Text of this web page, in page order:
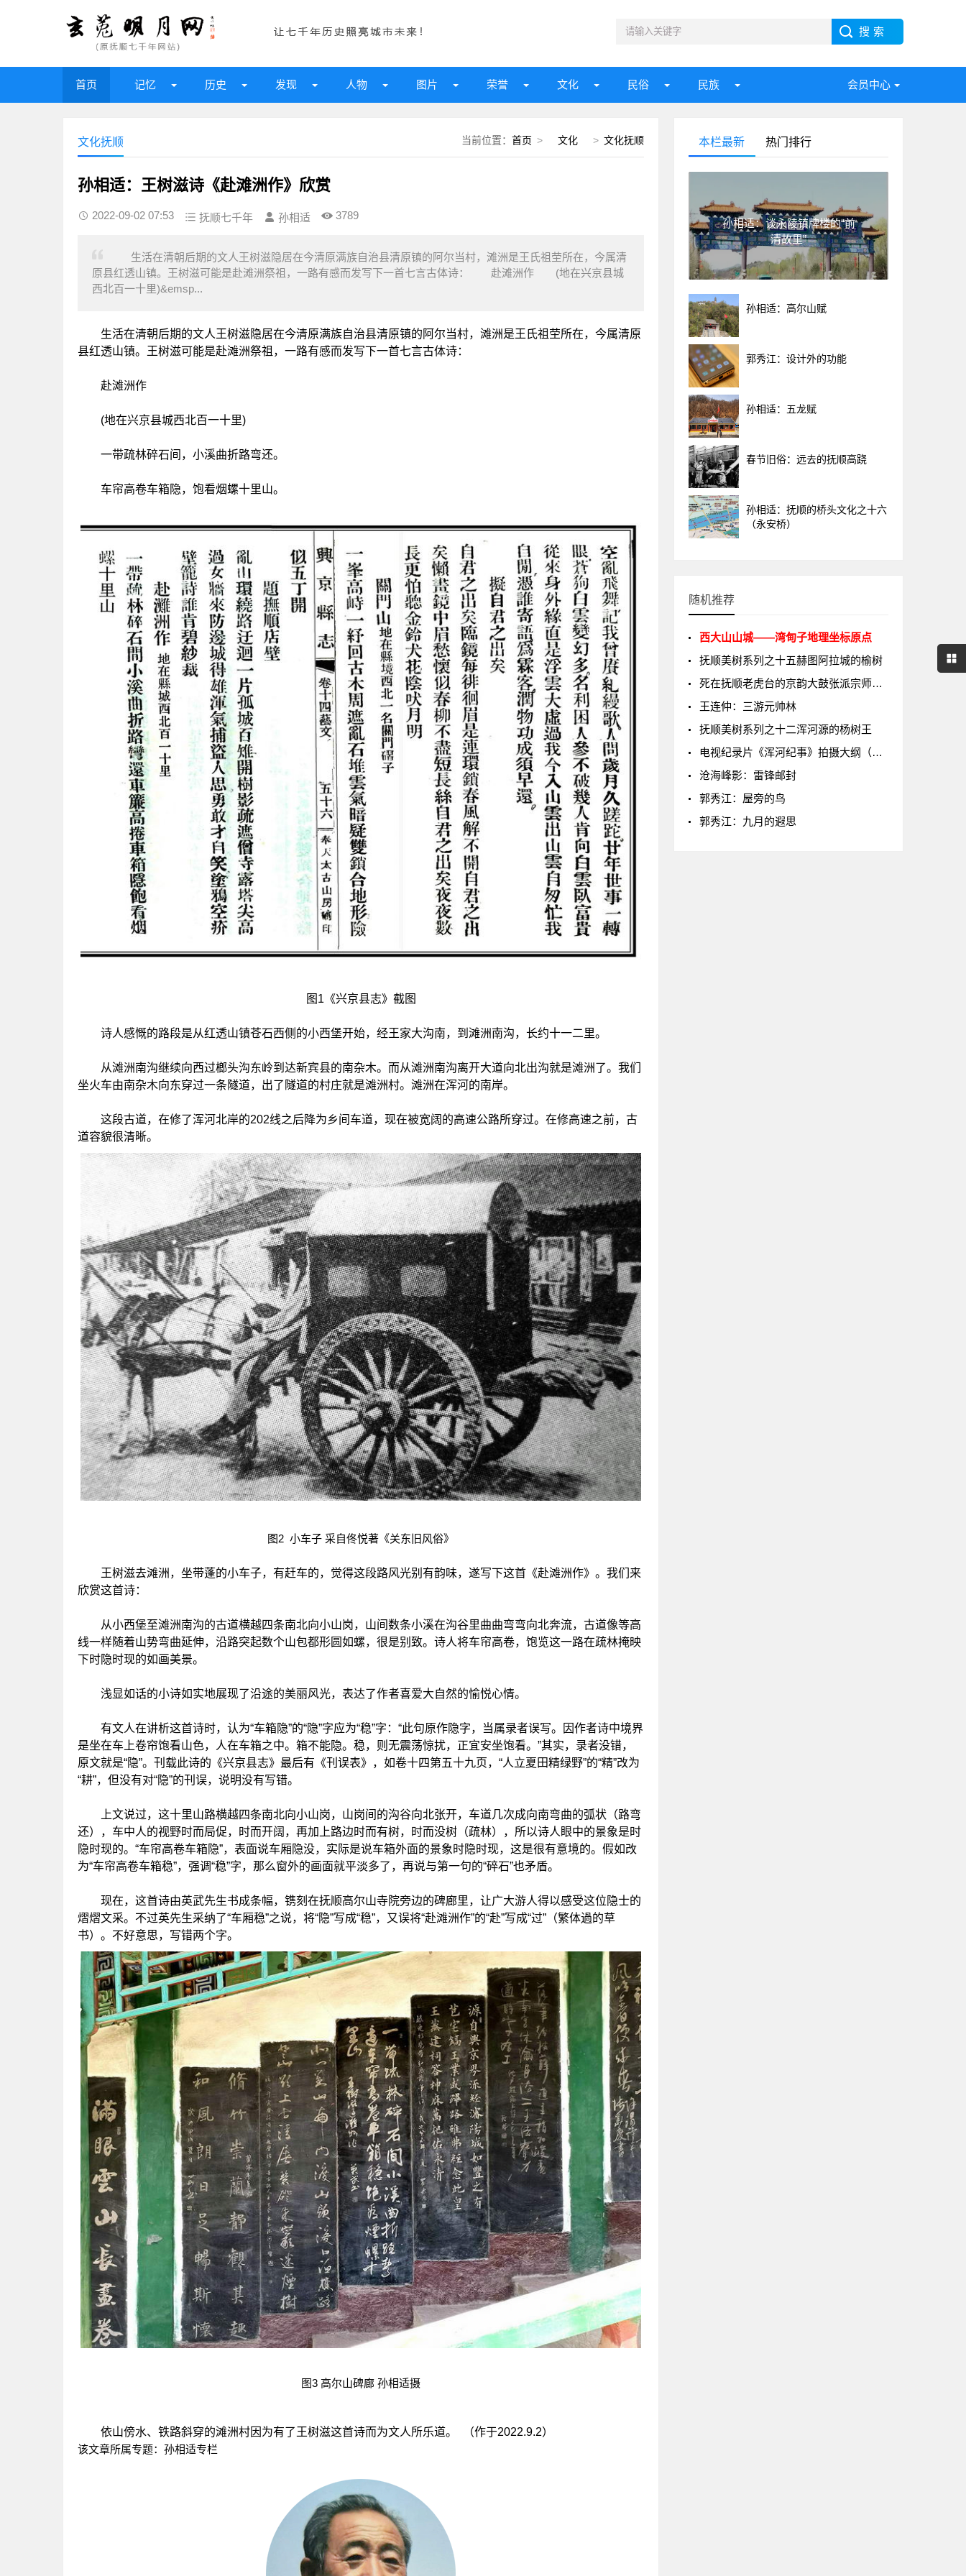
首页 记忆 历史 发现 人物 图片 荣誉 文化 民俗 民族 会员中心
当前位置： 首页 > 文化 > 文化抚顺
文化抚顺
孙相适：王树滋诗《赴滩洲作》欣赏
2022-09-02 07:53 抚顺七千年 孙相适 3789
生活在清朝后期的文人王树滋隐居在今清原满族自治县清原镇的阿尔当村，滩洲是王氏祖茔所在，今属清
原县红透山镇。王树滋可能是赴滩洲祭祖，一路有感而发写下一首七言古体诗： 赴滩洲作 (地在兴京县城
西北百一十里)&emsp...
生活在清朝后期的文人王树滋隐居在今清原满族自治县清原镇的阿尔当村，滩洲是王氏祖茔所在，今属清原
县红透山镇。王树滋可能是赴滩洲祭祖，一路有感而发写下一首七言古体诗：
赴滩洲作
(地在兴京县城西北百一十里)
一带疏林碎石间，小溪曲折路弯还。
车帘高卷车箱隐，饱看烟螺十里山。
图1《兴京县志》截图
诗人感慨的路段是从红透山镇苍石西侧的小西堡开始，经王家大沟南，到滩洲南沟，长约十一二里。
从滩洲南沟继续向西过榔头沟东岭到达新宾县的南杂木。而从滩洲南沟离开大道向北出沟就是滩洲了。我们
坐火车由南杂木向东穿过一条隧道，出了隧道的村庄就是滩洲村。滩洲在浑河的南岸。
这段古道，在修了浑河北岸的202线之后降为乡间车道，现在被宽阔的高速公路所穿过。在修高速之前，古
道容貌很清晰。
图2 小车子 采自佟悦著《关东旧风俗》
王树滋去滩洲，坐带蓬的小车子，有赶车的，觉得这段路风光别有韵味，遂写下这首《赴滩洲作》。我们来
欣赏这首诗：
从小西堡至滩洲南沟的古道横越四条南北向小山岗，山间数条小溪在沟谷里曲曲弯弯向北奔流，古道像等高
线一样随着山势弯曲延伸，沿路突起数个山包都形圆如螺，很是别致。诗人将车帘高卷，饱览这一路在疏林掩映
下时隐时现的如画美景。
浅显如话的小诗如实地展现了沿途的美丽风光，表达了作者喜爱大自然的愉悦心情。
有文人在讲析这首诗时，认为“车箱隐”的“隐”字应为“稳”字：“此句原作隐字，当属录者误写。因作者诗中境界
是坐在车上卷帘饱看山色，人在车箱之中。箱不能隐。稳，则无震荡惊扰，正宜安坐饱看。”其实，录者没错，
原文就是“隐”。刊载此诗的《兴京县志》最后有《刊误表》，如卷十四第五十九页，“人立夏田精绿野”的“精”改为
“耕”，但没有对“隐”的刊误，说明没有写错。
上文说过，这十里山路横越四条南北向小山岗，山岗间的沟谷向北张开，车道几次成向南弯曲的弧状（路弯
还），车中人的视野时而局促，时而开阔，再加上路边时而有树，时而没树（疏林），所以诗人眼中的景象是时
隐时现的。“车帘高卷车箱隐”，表面说车厢隐没，实际是说车箱外面的景象时隐时现，这是很有意境的。假如改
为“车帘高卷车箱稳”，强调“稳”字，那么窗外的画面就平淡多了，再说与第一句的“碎石”也矛盾。
现在，这首诗由英武先生书成条幅，镌刻在抚顺高尔山寺院旁边的碑廊里，让广大游人得以感受这位隐士的
熠熠文采。不过英先生采纳了“车厢稳”之说，将“隐”写成“稳”，又误将“赴滩洲作”的“赴”写成“过”（繁体過的草
书）。不好意思，写错两个字。
图3 高尔山碑廊 孙相适摄
依山傍水、铁路斜穿的滩洲村因为有了王树滋这首诗而为文人所乐道。 （作于2022.9.2）
该文章所属专题： 孙相适专栏
本栏最新 热门排行
孙相适：谈永陵镇牌楼的“前
清故里”
孙相适：高尔山赋
郭秀江：设计外的功能
孙相适：五龙赋
春节旧俗：远去的抚顺高跷
孙相适：抚顺的桥头文化之十六
（永安桥）
随机推荐
西大山山城——湾甸子地理坐标原点
抚顺美树系列之十五赫图阿拉城的榆树
死在抚顺老虎台的京韵大鼓张派宗师张小轩
王连仲：三游元帅林
抚顺美树系列之十二浑河源的杨树王
电视纪录片《浑河纪事》拍摄大纲（节选1）
沧海峰影：雷锋邮封
郭秀江：屋旁的鸟
郭秀江：九月的遐思